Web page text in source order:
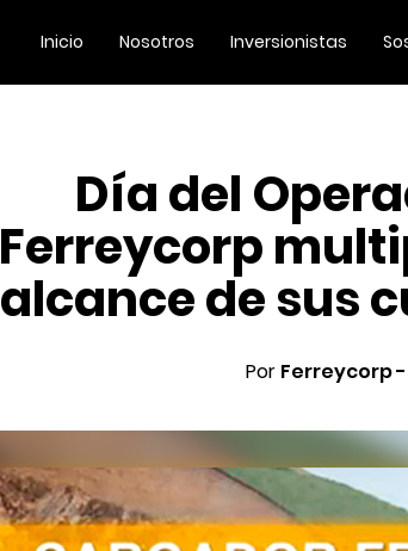
Inicio Nosotros Inversionistas
Día del
Ferreycorp
alcance de sus
Por Ferreycorp -